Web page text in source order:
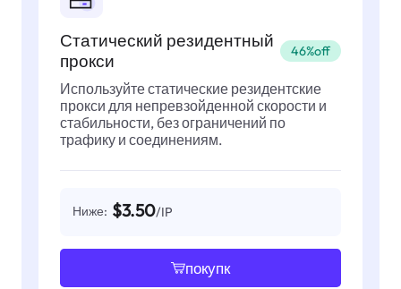
Статический резидентный
прокси
46%off
Используйте статические резидентские
прокси для непревзойденной скорости и
стабильности, без ограничений по
трафику и соединениям.
Ниже: $3.50/IP
покупк